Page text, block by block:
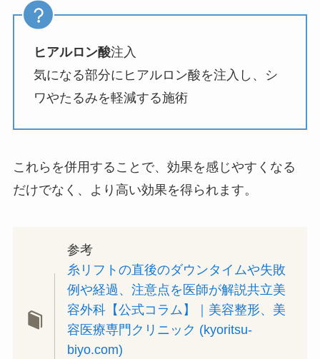
ヒアルロン酸注入
気になる部分にヒアルロン酸を注入し、シ
ワやたるみを軽減する施術
これらを併用することで、効果を感じやすくなる
だけでなく、より高い効果を得られます。
参考
糸リフトの直後のダウンタイムや失敗
例や経過、注意点を医師が解説共立美
容外科【公式コラム】｜美容整形、美
容医療専門クリニック (kyoritsu-
biyo.com)